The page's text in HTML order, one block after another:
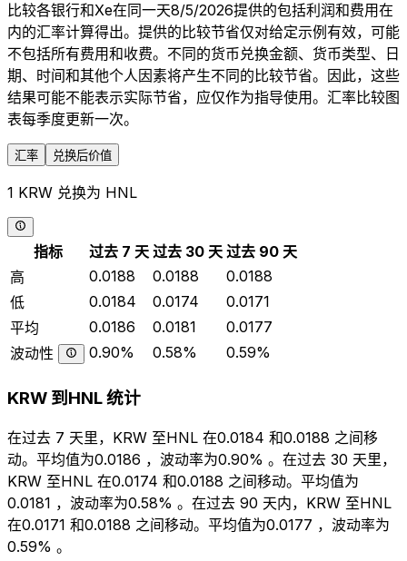
比较各银行和Xe在同一天8/5/2026提供的包括利润和费用在
内的汇率计算得出。提供的比较节省仅对给定示例有效，可能
不包括所有费用和收费。不同的货币兑换金额、货币类型、日
期、时间和其他个人因素将产生不同的比较节省。因此，这些
结果可能不能表示实际节省，应仅作为指导使用。汇率比较图
表每季度更新一次。
汇率 兑换后价值
1 KRW 兑换为 HNL
指标 过去 7 天 过去 30 天 过去 90 天
高
0.0188 0.0188
0.0188
低
0.0184 0.0174
0.0171
平均
0.0186 0.0181
0.0177
波动性
0.90% 0.58% 0.59%
KRW 到HNL 统计
在过去 7 天里，KRW 至HNL 在0.0184 和0.0188 之间移
动。平均值为0.0186 ，波动率为0.90% 。在过去 30 天里，
KRW 至HNL 在0.0174 和0.0188 之间移动。平均值为
0.0181 ，波动率为0.58% 。在过去 90 天内，KRW 至HNL
在0.0171 和0.0188 之间移动。平均值为0.0177 ，波动率为
0.59% 。